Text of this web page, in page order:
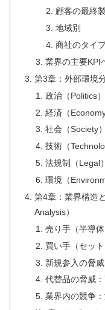
顧客の最終
地域別
商社のタイ
業界の主要KPI
第3章：外部環境
政治（Politics）
経済（Economy
社会（Society）
技術（
法規制（Legal）
環境（
第4章：業界構造
Analysis）
売り手（半導
買い手（セッ
新規参入の脅
代替品の脅威
業界内の競争